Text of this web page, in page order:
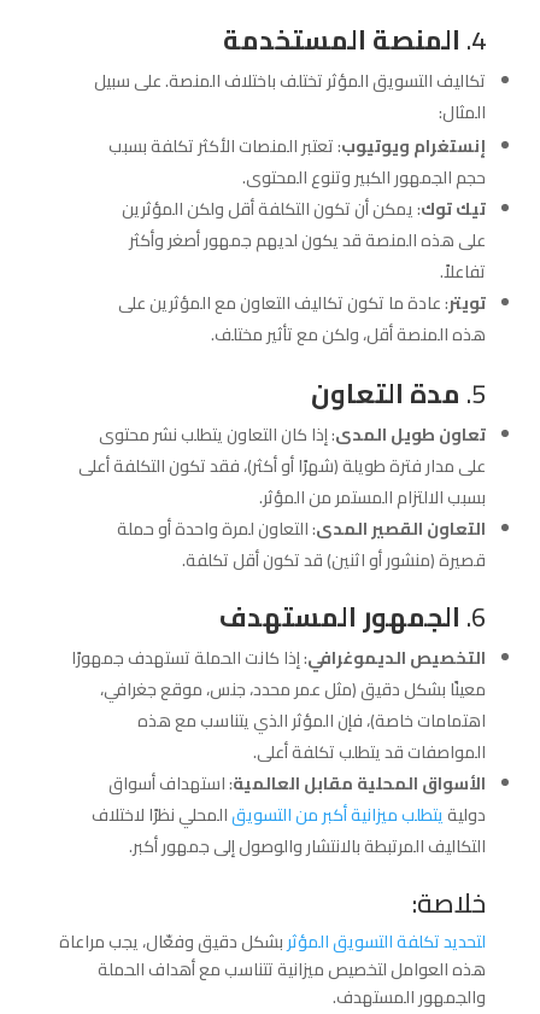
4. المنصة المستخدمة
تكاليف التسويق المؤثر تختلف باختلاف المنصة. على سبيل
المثال:
إنستغرام ويوتيوب: تعتبر المنصات الأكثر تكلفة بسبب
حجم الجمهور الكبير وتنوع المحتوى.
تيك توك: يمكن أن تكون التكلفة أقل ولكن المؤثرين
على هذه المنصة قد يكون لديهم جمهور أصغر وأكثر
تفاعلاً.
تويتر: عادة ما تكون تكاليف التعاون مع المؤثرين على
هذه المنصة أقل، ولكن مع تأثير مختلف.
5. مدة التعاون
تعاون طويل المدى: إذا كان التعاون يتطلب نشر محتوى
على مدار فترة طويلة (شهرًا أو أكثر)، فقد تكون التكلفة أعلى
بسبب الالتزام المستمر من المؤثر.
التعاون القصير المدى: التعاون لمرة واحدة أو حملة
قصيرة (منشور أو اثنين) قد تكون أقل تكلفة.
6. الجمهور المستهدف
التخصيص الديموغرافي: إذا كانت الحملة تستهدف جمهورًا
معينًا بشكل دقيق (مثل عمر محدد، جنس، موقع جغرافي،
اهتمامات خاصة)، فإن المؤثر الذي يتناسب مع هذه
المواصفات قد يتطلب تكلفة أعلى.
الأسواق المحلية مقابل العالمية: استهداف أسواق
دوليةيتطلب ميزانية أكبر من التسويقالمحلي نظرًا لاختلاف
التكاليف المرتبطة بالانتشار والوصول إلى جمهور أكبر.
خلاصة:
لتحديد تكلفة التسويق المؤثربشكل دقيق وفعّال، يجب مراعاة
هذه العوامل لتخصيص ميزانية تتناسب مع أهداف الحملة
والجمهور المستهدف.